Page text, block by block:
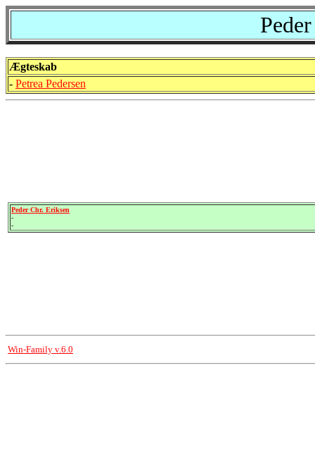
Ægteskab
- Petrea Pedersen
Peder Chr. Eriksen
-
-
Win-Family v.6.0